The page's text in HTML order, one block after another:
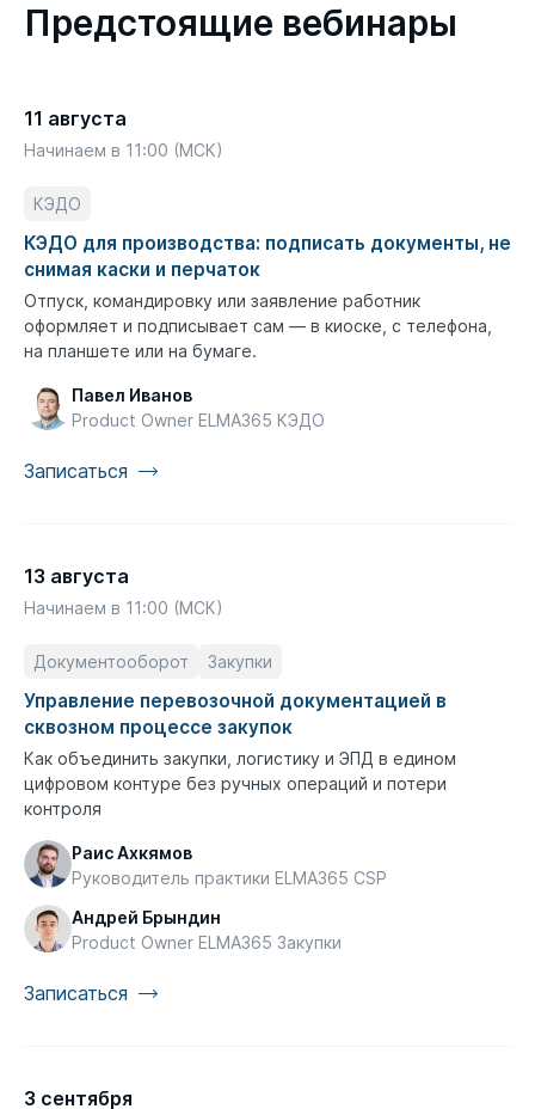
Предстоящие вебинары
11 августа
Начинаем в 11:00 (МСК)
КЭДО
КЭДО для производства: подписать документы, не
снимая каски и перчаток
Отпуск, командировку или заявление работник
оформляет и подписывает сам — в киоске, с телефона,
на планшете или на бумаге.
Павел Иванов
Product Owner ELMA365 КЭДО
Записаться
13 августа
Начинаем в 11:00 (МСК)
Документооборот Закупки
Управление перевозочной документацией в
сквозном процессе закупок
Как объединить закупки, логистику и ЭПД в едином
цифровом контуре без ручных операций и потери
контроля
Раис Ахкямов
Руководитель практики ELMA365 CSP
Андрей Брындин
Product Owner ELMA365 Закупки
Записаться
3 сентября